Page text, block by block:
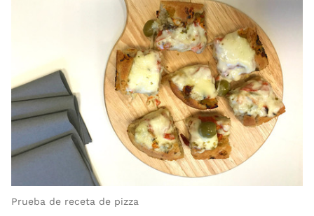
Prueba de receta de pizza